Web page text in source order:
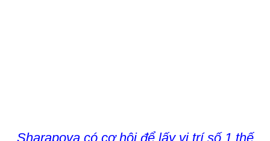
Sharapova có cơ hội để lấy vị trí số 1 thế